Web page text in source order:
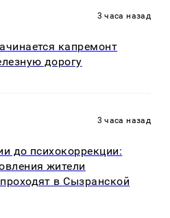
3 часа назад
капремонт
дорогу
3 часа назад
до психокоррекции:
жители
в Сызранской